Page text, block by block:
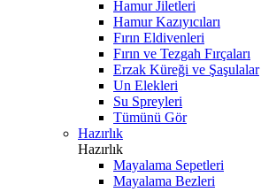
Hamur Jiletleri
Hamur Kazıyıcıları
Fırın Eldivenleri
Fırın ve Tezgah Fırçaları
Erzak Küreği ve Şaşulalar
Un Elekleri
Su Spreyleri
Tümünü Gör
Hazırlık
Hazırlık
Mayalama Sepetleri
Mayalama Bezleri